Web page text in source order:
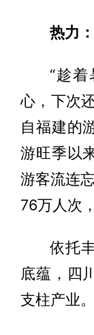
热力
“趁
心，下次
自福建的
游旺季以
游客流连
76万人次
依托
底蕴，四
支柱产业。